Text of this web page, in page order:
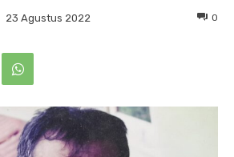
23 Agustus 2022 0